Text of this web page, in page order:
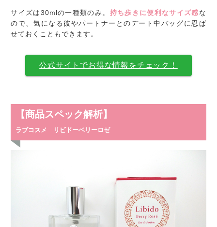
サイズは30mlの一種類のみ。 持ち歩きに便利なサイズ感な
ので、気になる彼やパートナーとのデート中バッグに忍ば
せておくこともできます。
公式サイトでお得な情報をチェック！
【商品スペック解析】
ラブコスメ リビドーベリーロゼ